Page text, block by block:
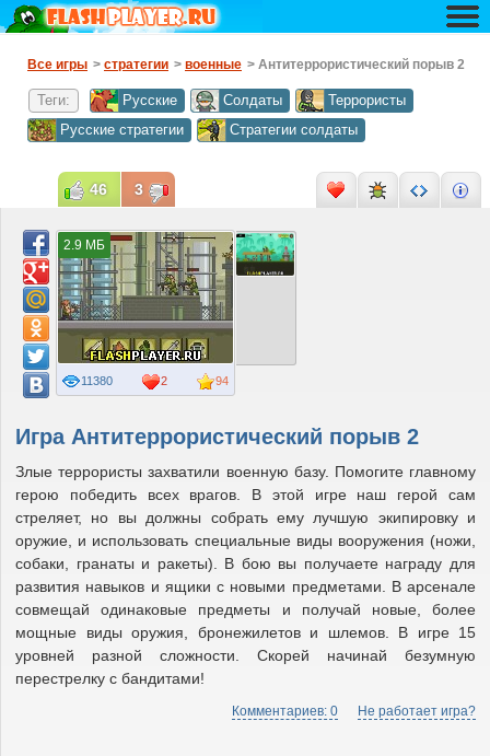
Все игры > стратегии > военные > Антитеррористический порыв 2
Теги: Русские Солдаты
Террористы
Русские стратегии
Стратегии солдаты
Игра Антитеррористический порыв 2
Злые террористы захватили военную базу. Помогите главному
герою победить всех врагов. В этой игре наш герой сам
стреляет, но вы должны собрать ему лучшую экипировку и
оружие, и использовать специальные виды вооружения (ножи,
собаки, гранаты и ракеты). В бою вы получаете награду для
развития навыков и ящики с новыми предметами. В арсенале
совмещай одинаковые предметы и получай новые, более
мощные виды оружия, бронежилетов и шлемов. В игре 15
уровней разной сложности. Скорей начинай безумную
перестрелку с бандитами!
Комментариев: 0 Не работает игра?
94
11380 2
2.9 МБ
46 3